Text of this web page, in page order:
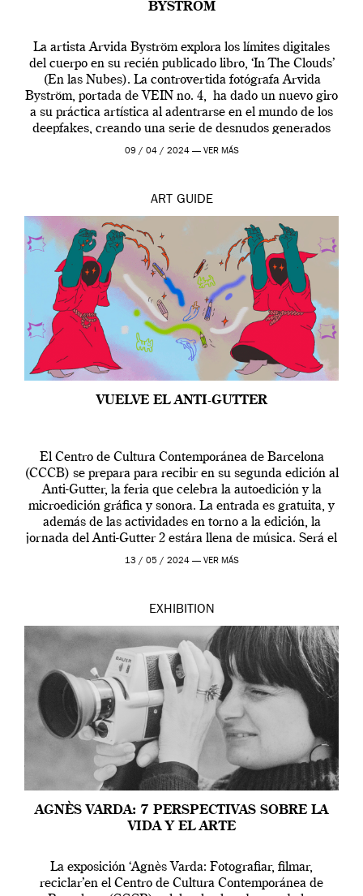
BYSTRÖM
La artista Arvida Byström explora los límites digitales
del cuerpo en su recién publicado libro, ‘In The Clouds’
(En las Nubes). La controvertida fotógrafa Arvida
Byström, portada de VEIN no. 4, ha dado un nuevo giro
a su práctica artística al adentrarse en el mundo de los
deepfakes, creando una serie de desnudos generados
por […]
09 / 04 / 2024 — VER MÁS
ART GUIDE
VUELVE EL ANTI-GUTTER
El Centro de Cultura Contemporánea de Barcelona
(CCCB) se prepara para recibir en su segunda edición al
Anti-Gutter, la feria que celebra la autoedición y la
microedición gráfica y sonora. La entrada es gratuita, y
además de las actividades en torno a la edición, la
jornada del Anti-Gutter 2 estára llena de música. Será el
[…]
13 / 05 / 2024 — VER MÁS
EXHIBITION
AGNÈS VARDA: 7 PERSPECTIVAS SOBRE LA
VIDA Y EL ARTE
La exposición ‘Agnès Varda: Fotografiar, filmar,
reciclar’en el Centro de Cultura Contemporánea de